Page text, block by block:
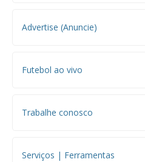
Advertise (Anuncie)
Futebol ao vivo
Trabalhe conosco
Serviços | Ferramentas